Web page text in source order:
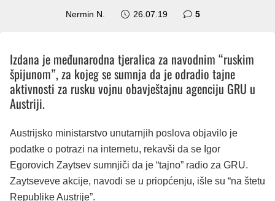
Nermin N. 26.07.19 5komentara
Izdana je međunarodna tjeralica za navodnim “ruskim
špijunom”, za kojeg se sumnja da je odradio tajne
aktivnosti za rusku vojnu obavještajnu agenciju GRU u
Austriji.
Austrijsko ministarstvo unutarnjih poslova objavilo je
podatke o potrazi na internetu, rekavši da se Igor
Egorovich Zaytsev sumnjiči da je “tajno” radio za GRU.
Zaytseveve akcije, navodi se u priopćenju, išle su “na štetu
Republike Austrije”.